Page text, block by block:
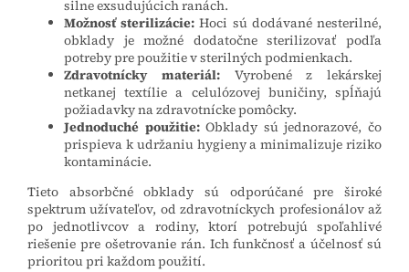
silne exsudujúcich ranách.
Možnosť sterilizácie: Hoci sú dodávané nesterilné,
obklady je možné dodatočne sterilizovať podľa
potreby pre použitie v sterilných podmienkach.
Zdravotnícky materiál:Vyrobené z lekárskej
netkanej textílie a celulózovej buničiny, spĺňajú
požiadavky na zdravotnícke pomôcky.
Jednoduché použitie:Obklady sú jednorazové, čo
prispieva k udržaniu hygieny a minimalizuje riziko
kontaminácie.
Tieto absorbčné obklady sú odporúčané pre široké
spektrum užívateľov, od zdravotníckych profesionálov až
po jednotlivcov a rodiny, ktorí potrebujú spoľahlivé
riešenie pre ošetrovanie rán. Ich funkčnosť a účelnosť sú
prioritou pri každom použití.